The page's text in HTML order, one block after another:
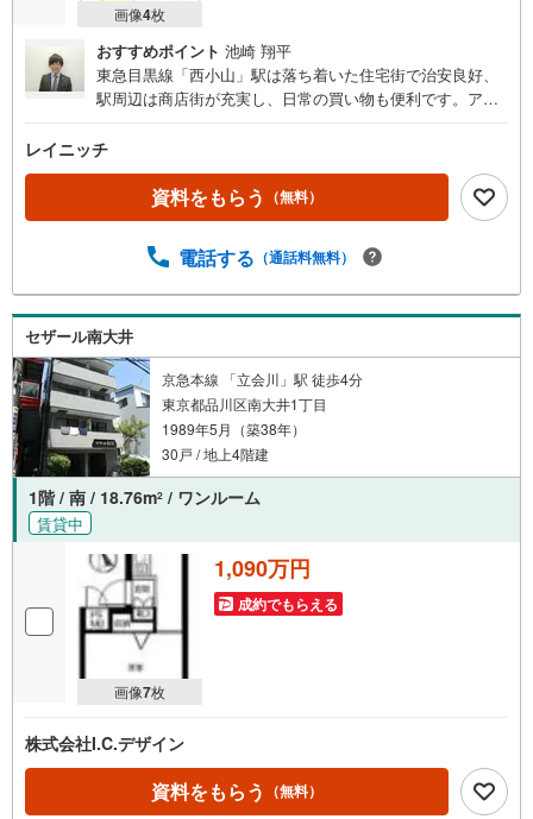
画像4枚
おすすめポイント 池崎 翔平
東急目黒線「西小山」駅は落ち着いた住宅街で治安良好、
駅周辺は商店街が充実し、日常の買い物も便利です。アク
動も便利な場所になります。当物件は西小山駅より徒歩7分
の場所にございます。徒歩圏には星薬科大学や昭和医科大
学 旗の台キャンパスがあり、学生さんからの賃貸需要にも
期待できそうです。今後も安定した賃貸需要に期待できる
レイニッチ
資料をもらう （無料）
電話する （通話料無料）
セザール南大井
京急本線 「立会川」駅 徒歩4分
東京都品川区南大井1丁目
1989年5月（築38年）
30戸 / 地上4階建
1階 / 南 / 18.76m2 / ワンルーム
賃貸中
画像7枚
1,090万円
成約でもらえる
株式会社I.C.デザイン
資料をもらう （無料）